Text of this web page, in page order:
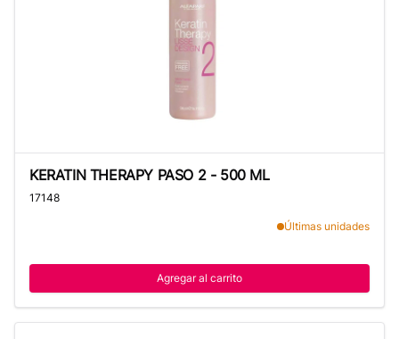
KERATIN THERAPY PASO 2 - 500 ML
17148
Últimas unidades
Agregar al carrito